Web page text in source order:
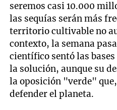
seremos casi 10.000
las sequías serán más
territorio cultivable no
contexto, la semana
científico sentó las
la solución, aunque su
la oposición "verde"
defender el planeta.